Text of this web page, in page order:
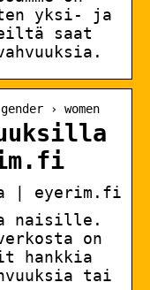
yksi- ja
saat
› women
| eyerim.fi
naisille.
on
hankkia
tai